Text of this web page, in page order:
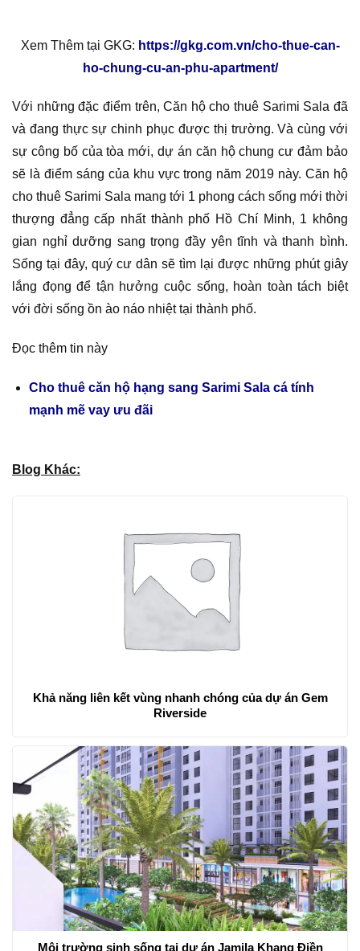
Xem Thêm tại GKG: https://gkg.com.vn/cho-thue-can-
ho-chung-cu-an-phu-apartment/
Với những đặc điểm trên, Căn hộ cho thuê Sarimi Sala đã
và đang thực sự chinh phục được thị trường. Và cùng với
sự công bố của tòa mới, dự án căn hộ chung cư đảm bảo
sẽ là điểm sáng của khu vực trong năm 2019 này. Căn hộ
cho thuê Sarimi Sala mang tới 1 phong cách sống mới thời
thượng đẳng cấp nhất thành phố Hồ Chí Minh, 1 không
gian nghỉ dưỡng sang trọng đầy yên tĩnh và thanh bình.
Sống tại đây, quý cư dân sẽ tìm lại được những phút giây
lắng đọng để tận hưởng cuộc sống, hoàn toàn tách biệt
với đời sống ồn ào náo nhiệt tại thành phố.
Đọc thêm tin này
Cho thuê căn hộ hạng sang Sarimi Sala cá tính
mạnh mẽ vay ưu đãi
Blog Khác:
Khả năng liên kết vùng nhanh chóng của dự án Gem
Riverside
Môi trường sinh sống tại dự án Jamila Khang Điền